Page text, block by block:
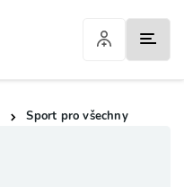
Sport pro všechny